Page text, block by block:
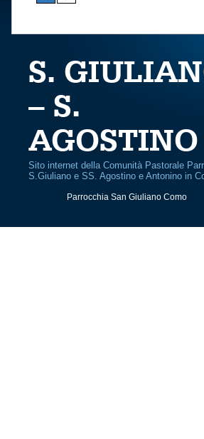
S.
– S.
AGOSTINO
Sito internet della Comunità Pastorale
S.Giuliano e SS. Agostino e Antonino in
Parrocchia San Giuliano Como